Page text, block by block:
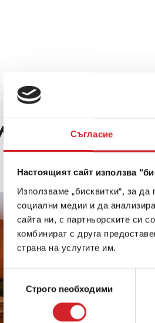
Съгласие
Настоящият сайт използва
Използваме „бисквитки“, за
социални медии и да
сайта ни, с партньорските си
комбинират с друга
страна на услугите им.
Избор
на
съгласие
Строго nеобходими
с